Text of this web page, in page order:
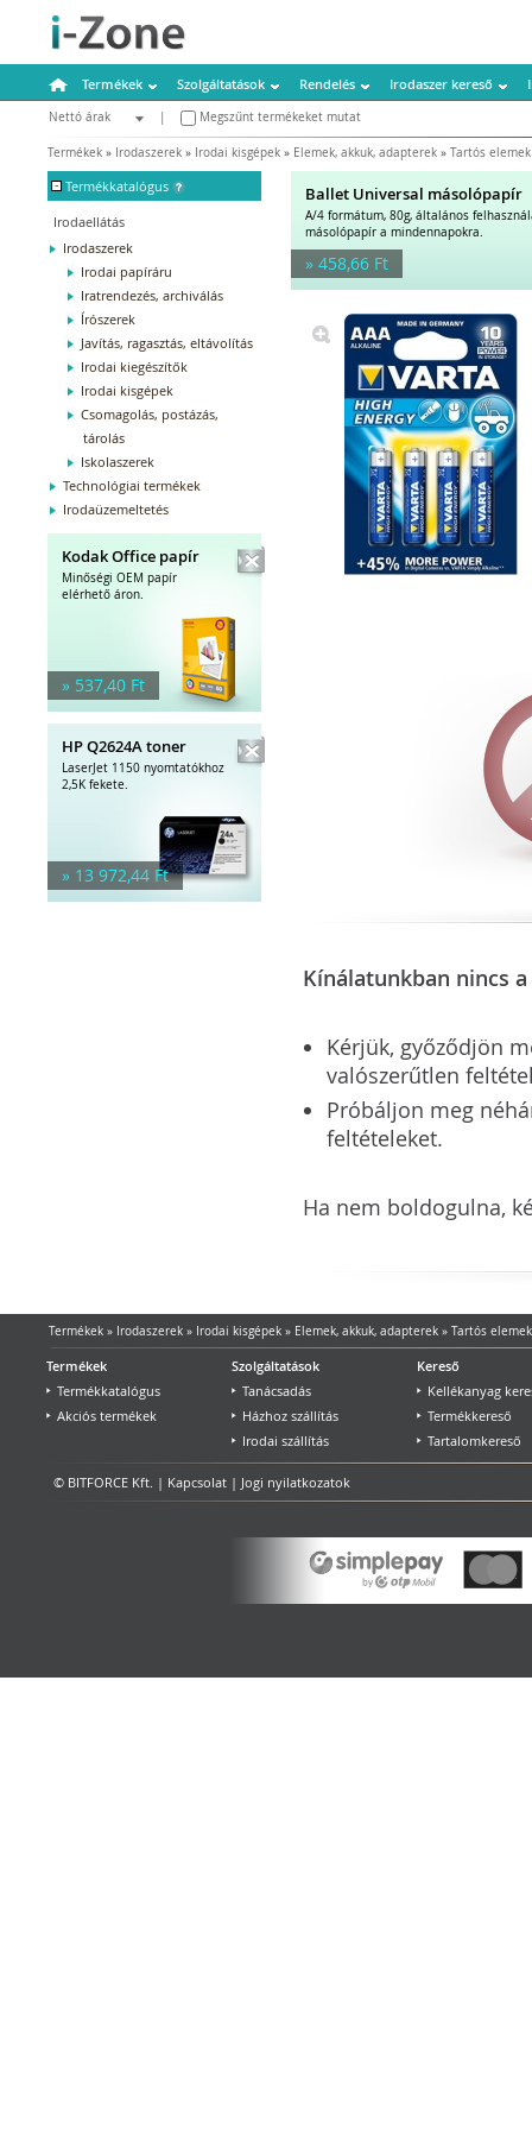
Termékek Szolgáltatások Rendelés Irodaszer kereső
Nettó árak
Megszűnt termékeket mutat
Termékek » Irodaszerek » Irodai kisgépek » Elemek, akkuk, adapterek » Tartós elemek
- Termékkatalógus
Irodaellátás
Irodaszerek
Irodai papíráru
Iratrendezés, archiválás
Írószerek
Javítás, ragasztás, eltávolítás
Irodai kiegészítők
Irodai kisgépek
Csomagolás, postázás,
tárolás
Iskolaszerek
Technológiai termékek
Irodaüzemeltetés
Kodak Office papír
Minőségi OEM papír
elérhető áron.
» 537,40 Ft
HP Q2624A toner
LaserJet 1150 nyomtatókhoz
2,5K fekete.
» 13 972,44 Ft
Ballet Universal másolópapír
A/4 formátum, 80g, általános
másolópapír a mindennapokra.
» 458,66 Ft
Kínálatunkban nincs
Kérjük, győződjön
valószerűtlen
Próbáljon meg
feltételeket.
Ha nem boldogulna,
Termékek» Irodaszerek» Irodai kisgépek» Elemek, akkuk, adapterek» Tartós elemek
Termékek
Termékkatalógus
Akciós termékek
Szolgáltatások
Tanácsadás
Házhoz szállítás
Irodai szállítás
Kereső
Kellékanyag
Termékkereső
Tartalomkereső
© BITFORCE Kft. | Kapcsolat | Jogi nyilatkozatok